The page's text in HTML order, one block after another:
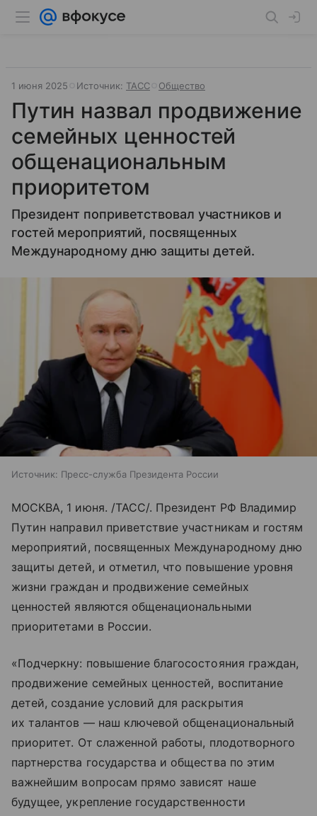
1 июня 2025 Источник: ТАСС Общество
Путин назвал продвижение
семейных ценностей
общенациональным
приоритетом
Президент поприветствовал участников и
гостей мероприятий, посвященных
Международному дню защиты детей.
Источник: Пресс-служба Президента России
МОСКВА, 1 июня. /ТАСС/. Президент РФ Владимир
Путин направил приветствие участникам и гостям
мероприятий, посвященных Международному дню
защиты детей, и отметил, что повышение уровня
жизни граждан и продвижение семейных
ценностей являются общенациональными
приоритетами в России.
«Подчеркну: повышение благосостояния граждан,
продвижение семейных ценностей, воспитание
детей, создание условий для раскрытия
их талантов — наш ключевой общенациональный
приоритет. От слаженной работы, плодотворного
партнерства государства и общества по этим
важнейшим вопросам прямо зависят наше
будущее, укрепление государственности